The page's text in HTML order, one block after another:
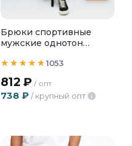
Брюки спортивные
мужские однотон
1053
812 ₽ / опт
738 ₽ / крупный опт i